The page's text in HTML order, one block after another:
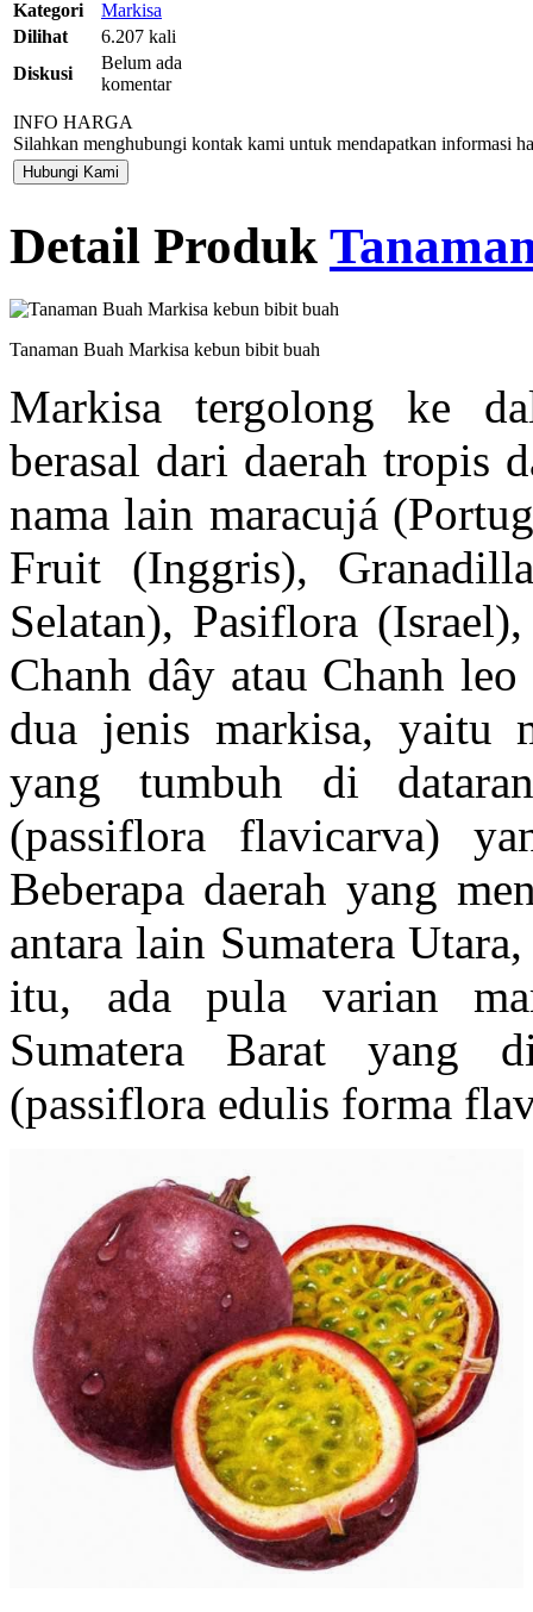
Kategori
Markisa
Dilihat
6.207 kali
Diskusi
Belum ada
komentar
INFO HARGA
Silahkan menghubungi kontak kami untuk mendapatkan informasi
Hubungi Kami
Detail Produk
Tanaman Buah Markisa kebun bibit buah
Markisa tergolong ke
berasal dari daerah tropis
nama lain maracujá
Fruit (Inggris),
Selatan), Pasiflora
Chanh dây atau Chanh
dua jenis markisa, yaitu
yang tumbuh di
(passiflora flavicarva)
Beberapa daerah yang
antara lain Sumatera
itu, ada pula varian
Sumatera Barat yang
(passiflora edulis forma